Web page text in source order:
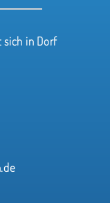
sich in Dorf